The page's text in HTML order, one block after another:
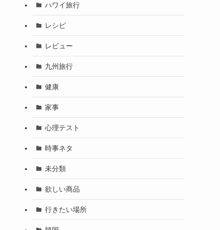
ハワイ旅行
レシピ
レビュー
九州旅行
健康
家事
心理テスト
時事ネタ
未分類
欲しい商品
行きたい場所